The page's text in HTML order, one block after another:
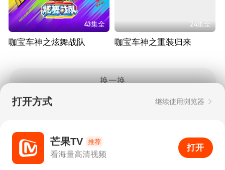
43集全
咖宝车神之炫舞战队
24集全
咖宝车神之重装归来
换一换
2
打开APP
打开方式 继续使用浏览器
芒果TV 推荐
看海量高清视频
打开